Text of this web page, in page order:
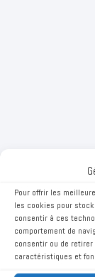
Pour offrir les
les cookies pour
consentir à ces
comportement de
consentir ou de
caractéristiques et